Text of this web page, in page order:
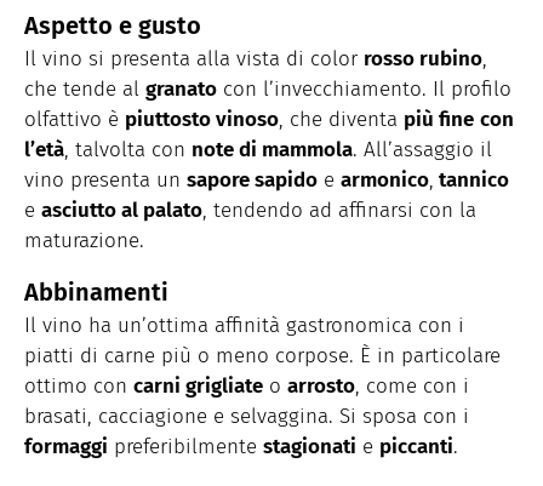
Aspetto e gusto
Il vino si presenta alla vista di color rosso rubino,
che tende al granato con l’invecchiamento. Il profilo
olfattivo è piuttosto vinoso, che diventa più fine con
l’età, talvolta con note di mammola. All’assaggio il
vino presenta un sapore sapido e armonico, tannico
e asciutto al palato, tendendo ad affinarsi con la
maturazione.
Abbinamenti
Il vino ha un’ottima affinità gastronomica con i
piatti di carne più o meno corpose. È in particolare
ottimo con carni grigliate o arrosto, come con i
brasati, cacciagione e selvaggina. Si sposa con i
formaggi preferibilmente stagionati e piccanti.